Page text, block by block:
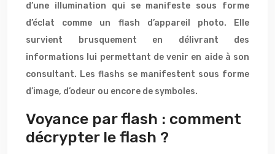
d’une illumination qui se manifeste sous forme
d’éclat comme un flash d’appareil photo. Elle
survient brusquement en délivrant des
informations lui permettant de venir en aide à son
consultant. Les flashs se manifestent sous forme
d’image, d’odeur ou encore de symboles.
Voyance par flash : comment
décrypter le flash ?